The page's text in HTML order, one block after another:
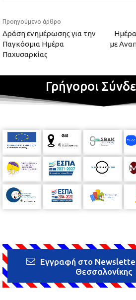
Προηγούμενο άρθρο
Δράση ενημέρωσης για την
Παγκόσμια Ημέρα
Παχυσαρκίας
με
Γρήγοροι
Εγγραφή στο
Θεσσαλονίκης